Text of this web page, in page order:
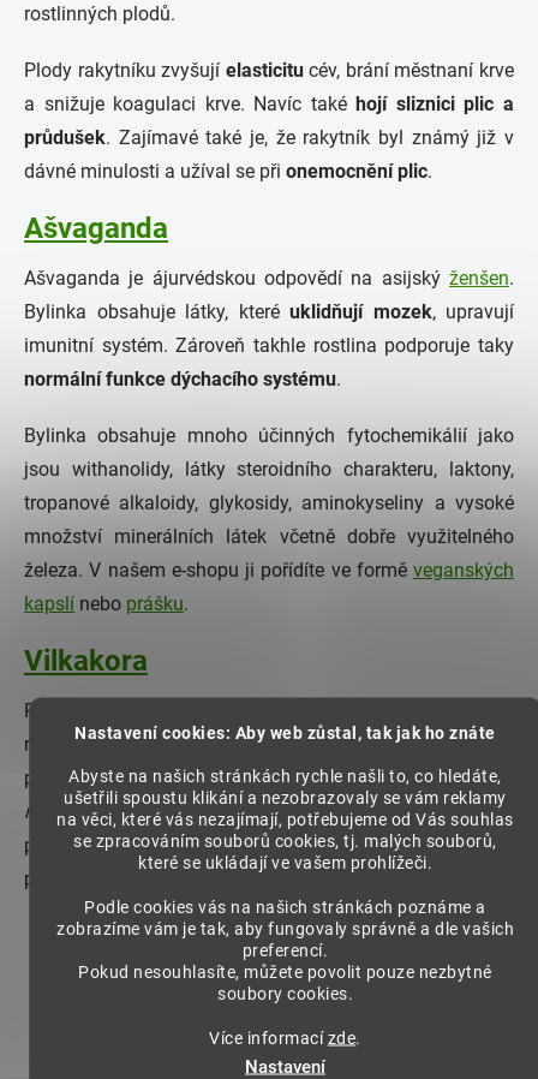
Nastavení cookies: Aby web zůstal, tak jak ho znáte
Abyste na našich stránkách rychle našli to, co hledáte,
ušetřili spoustu klikání a nezobrazovaly se vám reklamy
na věci, které vás nezajímají, potřebujeme od Vás souhlas
se zpracováním souborů cookies, tj. malých souborů,
které se ukládají ve vašem prohlížeči.
Podle cookies vás na našich stránkách poznáme a
zobrazíme vám je tak, aby fungovaly správně a dle vašich
preferencí.
Pokud nesouhlasíte, můžete povolit pouze nezbytné
soubory cookies.
Více informacízde.
Nastavení
rostlinných plodů.
Plody rakytníku zvyšují elasticitucév, brání městnaní krve
a snižuje koagulaci krve. Navíc takéhojí sliznici plic a
průdušek. Zajímavé také je, že rakytník byl známý již v
dávné minulosti a užíval se při onemocnění plic.
Ašvaganda
Ašvaganda je ájurvédskou odpovědí na asijský ženšen.
Bylinka obsahuje látky, které uklidňují mozek, upravují
imunitní systém. Zároveň takhle rostlina podporuje taky
normální funkce dýchacího systému.
Bylinka obsahuje mnoho účinných fytochemikálií jako
jsou withanolidy, látky steroidního charakteru, laktony,
tropanové alkaloidy, glykosidy, aminokyseliny a vysoké
množství minerálních látek včetně dobře využitelného
železa. V našem e-shopu ji pořídíte ve formě veganských
kapslí nebo prášku.
Vilkakora
Původní obyvatelé deštných pralesů Amazonie tuto
rostlinu uctívali pro její příznivé vlastnosti, díky kterým ji
pojmenovali Vilcacora, což v překladu znamená “svatá
rostlina". Vilkakora se může pochlubitpozitivními účinky,
proto je dobré ji užívat (ve forměkapslíneboprášku) jako
prevenci.
Předchozí článek Další článek